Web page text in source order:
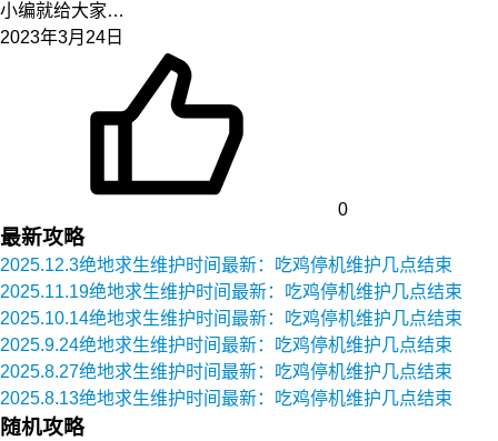
小编就给大家…
2023年3月24日
0
最新攻略
2025.12.3绝地求生维护时间最新：吃鸡停机维护几点结束
2025.11.19绝地求生维护时间最新：吃鸡停机维护几点结束
2025.10.14绝地求生维护时间最新：吃鸡停机维护几点结束
2025.9.24绝地求生维护时间最新：吃鸡停机维护几点结束
2025.8.27绝地求生维护时间最新：吃鸡停机维护几点结束
2025.8.13绝地求生维护时间最新：吃鸡停机维护几点结束
随机攻略